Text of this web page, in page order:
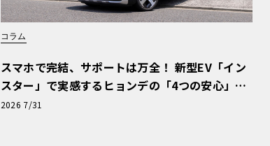
コラム
スマホで完結、サポートは万全！ 新型EV「イン
スター」で実感するヒョンデの「4つの安心」
【第1回・ヒョンデ6つの疑問：Why? Hyunda
2026 7/31